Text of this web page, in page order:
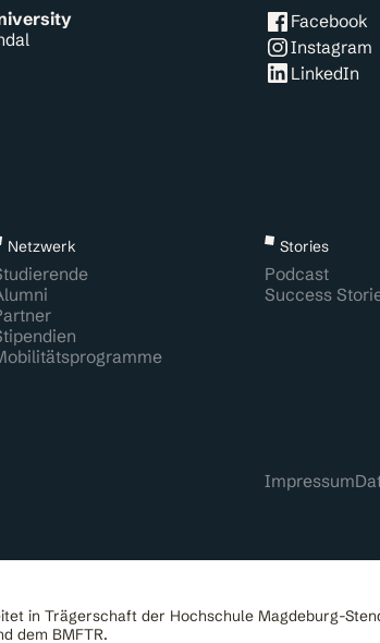
Facebook
Instagram
LinkedIn
Netzwerk Stories
Podcast
Success
Impressum
in Trägerschaft der Hochschule Magdeburg-
dem BMFTR.